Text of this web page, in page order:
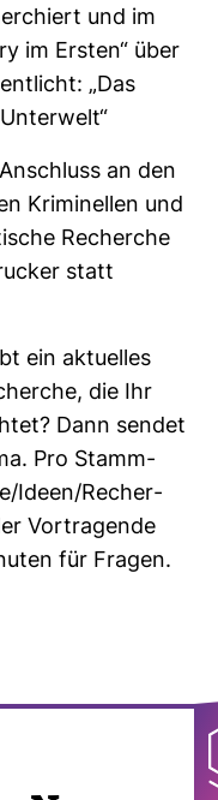
und im
im Ersten“ über
„Das
an den
Kri­mi­nellen und
Recherche
statt
ein aktu­elles
die Ihr
Dann sendet
Pro Stamm­
Ideen/Recher­
Vor­tra­gende
für Fragen.